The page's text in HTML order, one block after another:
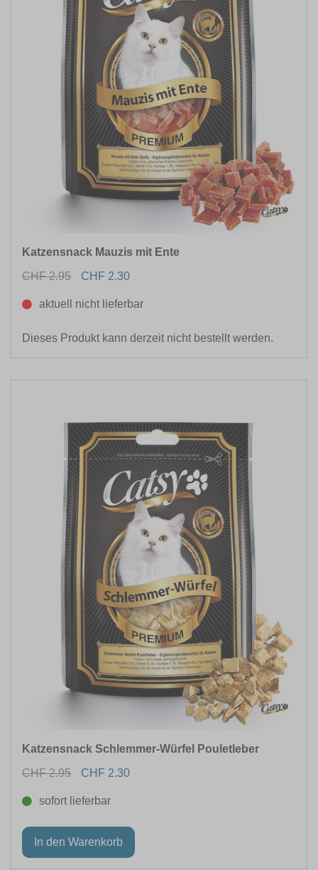
Katzensnack Mauzis mit Ente
CHF 2.95
CHF 2.30
aktuell nicht lieferbar
Dieses Produkt kann derzeit nicht bestellt werden.
Katzensnack Schlemmer-Würfel Pouletleber
CHF 2.95
CHF 2.30
sofort lieferbar